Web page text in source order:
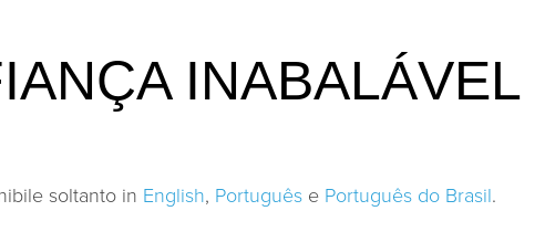
INABALÁVEL
soltanto in English, Português e Português do Brasil.